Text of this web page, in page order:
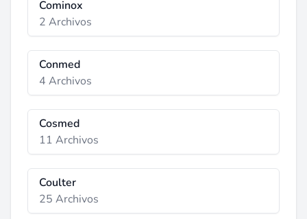
Cominox
2 Archivos
Conmed
4 Archivos
Cosmed
11 Archivos
Coulter
25 Archivos